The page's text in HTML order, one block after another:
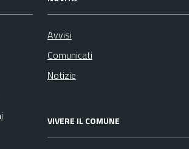
Avvisi
Comunicati
Notizie
VIVERE IL COMUNE